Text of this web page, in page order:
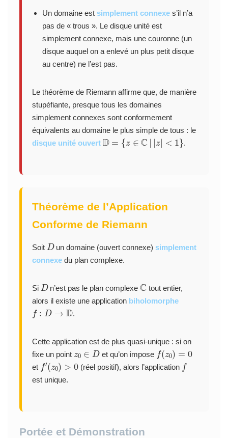
Un domaine est simplement connexes’il n’a
pas de « trous ». Le disque unité est
simplement connexe, mais une couronne (un
disque auquel on a enlevé un plus petit disque
au centre) ne l’est pas.
Le théorème de Riemann affirme que, de manière
stupéfiante, presque tous les domaines
simplement connexes sont conformement
équivalents au domaine le plus simple de tous : le
disque unité ouvert D z∈ |z|< } .
Théorème de l’Application
Conforme de Riemann
Soit Dun domaine (ouvert connexe) simplement
connexedu plan complexe.
Si Dn’est pas le plan complexeC tout entier,
alors il existe une application biholomorphe
:D → .
Cette application est de plus quasi-unique : si on
fixe un point
Det qu’on impose (z )
et ′(z 0)> (réel positif), alors l’application f
est unique.
Portée et Démonstration